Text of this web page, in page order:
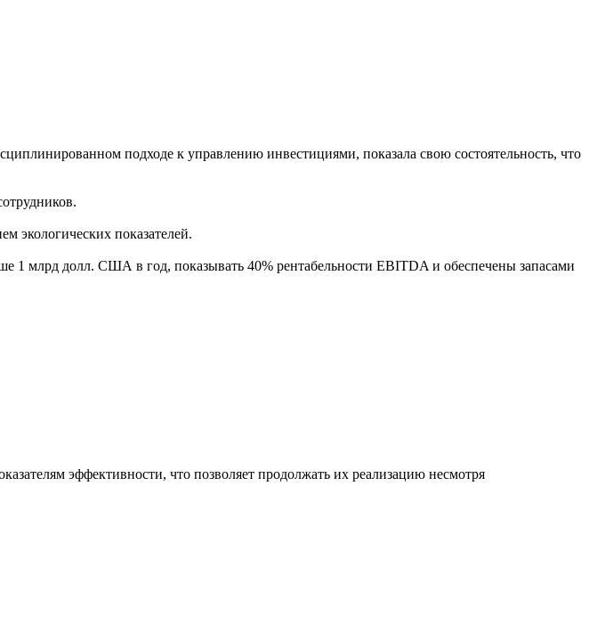
подходе к управлению инвестициями, показала свою состоятельность, что
экологических показателей.
млрд долл. США в год, показывать 40% рентабельности EBITDA и обеспечены запасами
эффективности, что позволяет продолжать их реализацию несмотря